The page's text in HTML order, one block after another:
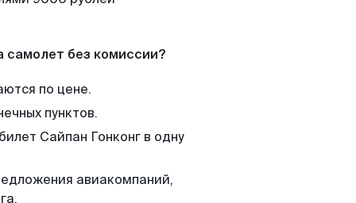
самолет без комиссии?
по цене.
пунктов.
Сайпан Гонконг в одну
авиакомпаний,